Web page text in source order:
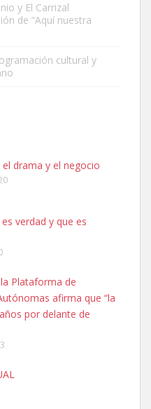
Y LOPEZ
PERDIDO HOY
MUY ASUSTADIZO
y El Carrizal
de “Aquí nuestra
cultural y
drama y el negocio
verdad y que es
Plataforma de
afirma que “la
por delante de